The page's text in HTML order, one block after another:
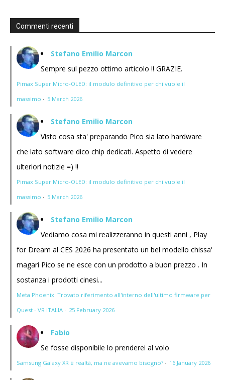
Commenti recenti
Stefano Emilio Marcon
Sempre sul pezzo ottimo articolo !! GRAZIE.
Pimax Super Micro-OLED: il modulo definitivo per chi vuole il
massimo · 5 March 2026
Stefano Emilio Marcon
Visto cosa sta' preparando Pico sia lato hardware
che lato software dico chip dedicati. Aspetto di vedere
ulteriori notizie =) !!
Pimax Super Micro-OLED: il modulo definitivo per chi vuole il
massimo · 5 March 2026
Stefano Emilio Marcon
Vediamo cosa mi realizzeranno in questi anni , Play
for Dream al CES 2026 ha presentato un bel modello chissa'
magari Pico se ne esce con un prodotto a buon prezzo . In
sostanza i prodotti cinesi...
Meta Phoenix: Trovato riferimento all'interno dell'ultimo firmware per
Quest - VR ITALIA · 25 February 2026
Fabio
Se fosse disponibile lo prenderei al volo
Samsung Galaxy XR è realtà, ma ne avevamo bisogno? · 16 January 2026